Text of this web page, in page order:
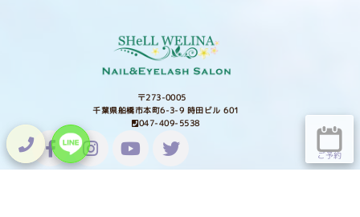
〒273-0005
千葉県船橋市本町6-3-9 時田ビル 601
047-409-5538
ご予約